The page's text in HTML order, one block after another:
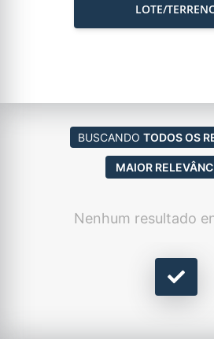
LOTE/
BUSCANDO TODOS OS
MAIOR
Nenhum resultado